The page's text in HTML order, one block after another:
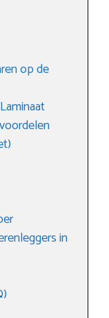
op de
in